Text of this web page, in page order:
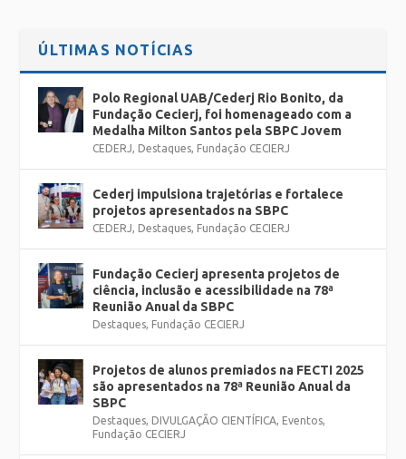
ÚLTIMAS NOTÍCIAS
Polo Regional UAB/Cederj Rio Bonito, da
Fundação Cecierj, foi homenageado com a
Medalha Milton Santos pela SBPC Jovem
CEDERJ, Destaques, Fundação CECIERJ
Cederj impulsiona trajetórias e fortalece
projetos apresentados na SBPC
CEDERJ, Destaques, Fundação CECIERJ
Fundação Cecierj apresenta projetos de
ciência, inclusão e acessibilidade na 78ª
Reunião Anual da SBPC
Destaques, Fundação CECIERJ
Projetos de alunos premiados na FECTI 2025
são apresentados na 78ª Reunião Anual da
SBPC
Destaques, DIVULGAÇÃO CIENTÍFICA, Eventos,
Fundação CECIERJ